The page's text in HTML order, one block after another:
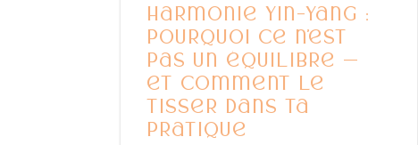
Harmonie Yin-Yang :
pourquoi ce n’est
pas un équilibre —
et comment le
tisser dans ta
pratique